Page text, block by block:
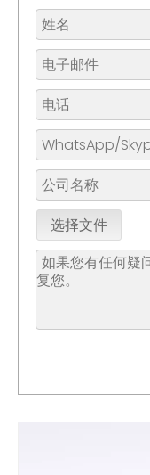
选择文件